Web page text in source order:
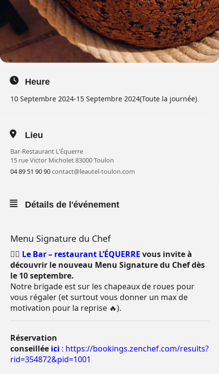
Heure
10 Septembre 2024-15 Septembre 2024(Toute la journée)
Lieu
Bar-Restaurant L'Équerre
15 rue Victor Micholet 83000 Toulon
04 89 51 90 90contact@leautel-toulon.com
Détails de l'événement
Menu Signature du Chef
❤️‍🔥 Le Bar – restaurant L’ÉQUERRE vous invite à
découvrir le nouveau Menu Signature du Chef dès
le 10 septembre.
Notre brigade est sur les chapeaux de roues pour
vous régaler (et surtout vous donner un max de
motivation pour la reprise 🔥).
Réservation
conseillée ici : https://bookings.zenchef.com/results?
rid=354872&pid=1001